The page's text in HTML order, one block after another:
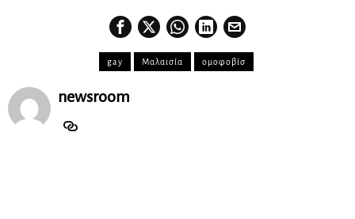
gay Μαλαισία ομοφοβίσ
newsroom